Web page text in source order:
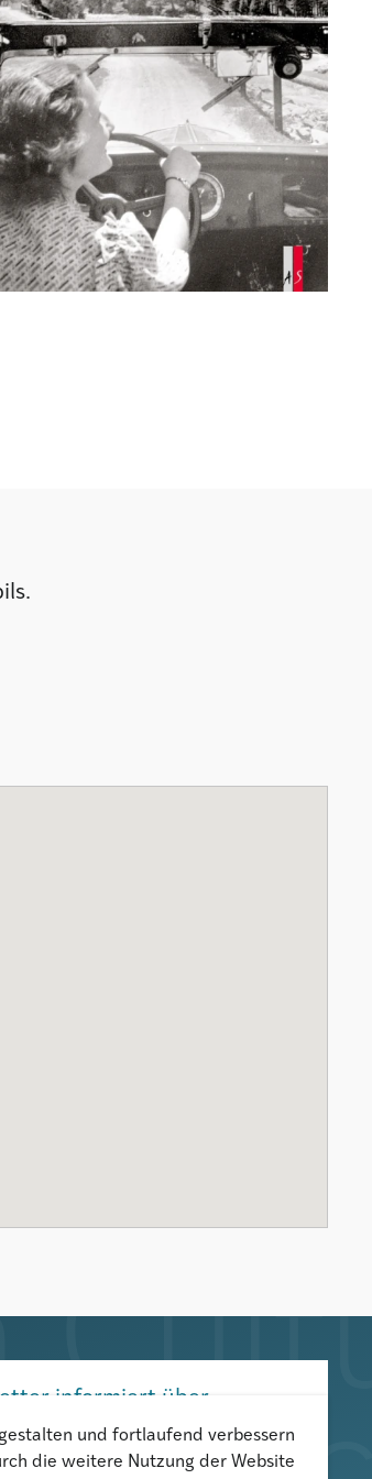
informiert über
und
und fortlaufend verbessern
die weitere Nutzung der Website